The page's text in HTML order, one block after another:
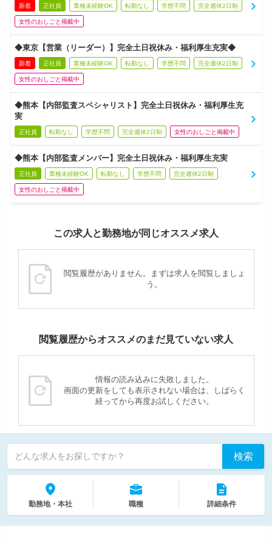
新着 正社員 業種未経験OK 転勤なし 学歴不問 完全週休2日制
女性のおしごと掲載中
◆東京【営業（リーダー）】完全土日祝休み・福利厚生充実◆
新着 正社員 業種未経験OK 転勤なし 学歴不問 完全週休2日制
女性のおしごと掲載中
◆熊本【内部監査スペシャリスト】完全土日祝休み・福利厚生充
実
正社員 転勤なし 学歴不問 完全週休2日制 女性のおしごと掲載中
◆熊本【内部監査メンバー】完全土日祝休み・福利厚生充実
正社員 業種未経験OK 転勤なし 学歴不問 完全週休2日制
女性のおしごと掲載中
この求人と勤務地が同じオススメ求人
閲覧履歴がありません。まずは求人を閲覧しましょ
う。
閲覧履歴からオススメのまだ見ていない求人
情報の読み込みに失敗しました。
画面の更新をしても表示されない場合は、しばらく
経ってから再度お試しください。
どんな求人をお探しですか？ 検索
勤務地・本社 職種 詳細条件